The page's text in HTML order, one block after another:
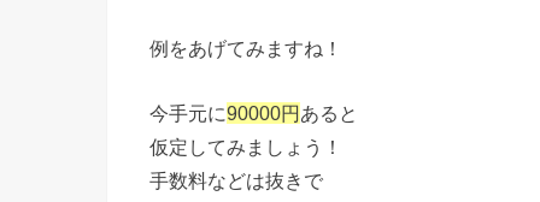
例をあげてみますね！
今手元に90000円あると
仮定してみましょう！
手数料などは抜きで